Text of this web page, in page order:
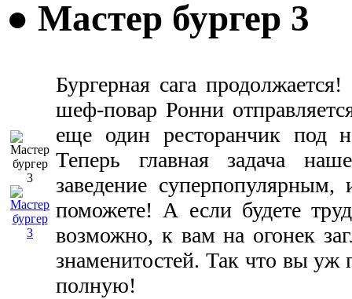
● Мастер бургер 3
Бургерная сага
шеф-повар Ронни
еще один ресторанчик под
Теперь главная задача
заведение
поможете! А если будете
возможно, к вам на огонек
знаменитостей. Так что вы уж
полную!